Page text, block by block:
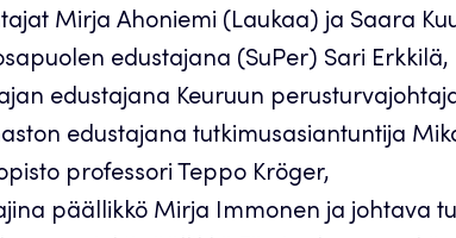
Mirja Ahoniemi (Laukaa) ja Saara
edustajana (SuPer) Sari Erkkilä,
edustajana Keuruun perusturvajohtaja
edustajana tutkimusasiantuntija
professori Teppo Kröger,
päällikkö Mirja Immonen ja johtava